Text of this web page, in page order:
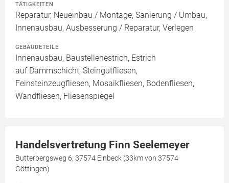
TÄTIGKEITEN
Reparatur, Neueinbau / Montage, Sanierung / Umbau,
Innenausbau, Ausbesserung / Reparatur, Verlegen
GEBÄUDETEILE
Innenausbau, Baustellenestrich, Estrich
auf Dämmschicht, Steingutfliesen,
Feinsteinzeugfliesen, Mosaikfliesen, Bodenfliesen,
Wandfliesen, Fliesenspiegel
Handelsvertretung Finn Seelemeyer
Butterbergsweg 6, 37574 Einbeck (33km von 37574
Göttingen)